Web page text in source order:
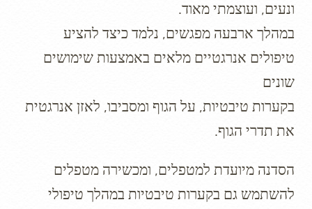
ונעים, ועוצמתי מאוד.
במהלך ארבעה מפגשים, נלמד כיצד להציע
טיפולים אנרגטיים מלאים באמצעות שימושים
שונים
בקערות טיבטיות, על הגוף ומסביבו, לאזן אנרגטית
את תדרי הגוף.
הסדנה מיועדת למטפלים, ומכשירה מטפלים
להשתמש גם בקערות טיבטיות במהלך טיפולי